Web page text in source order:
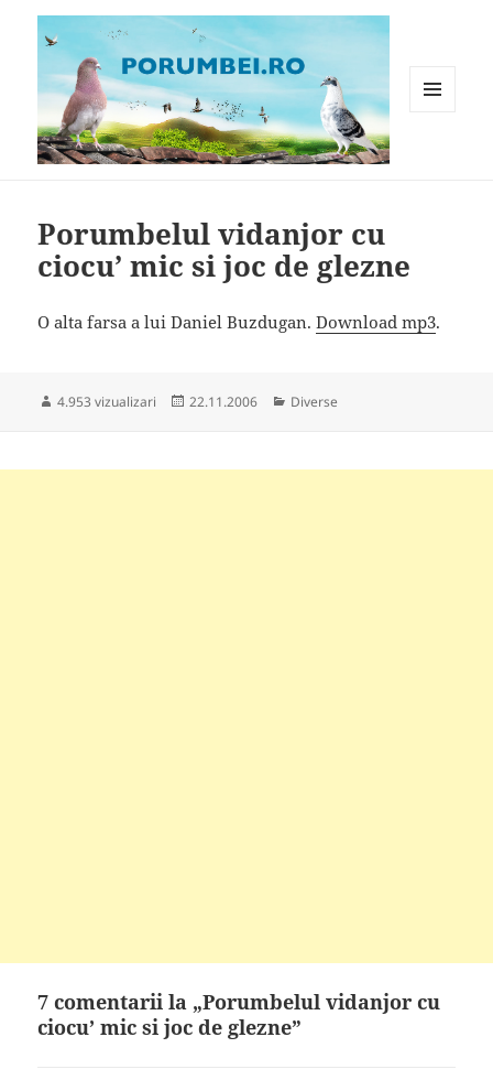
Porumbelul vidanjor cu
ciocu’ mic si joc de glezne
O alta farsa a lui Daniel Buzdugan.Download mp3.
4.953 vizualizari
Publicat
22.11.2006 Categorii
Diverse
7 comentarii la „Porumbelul vidanjor cu
ciocu’ mic si joc de glezne”